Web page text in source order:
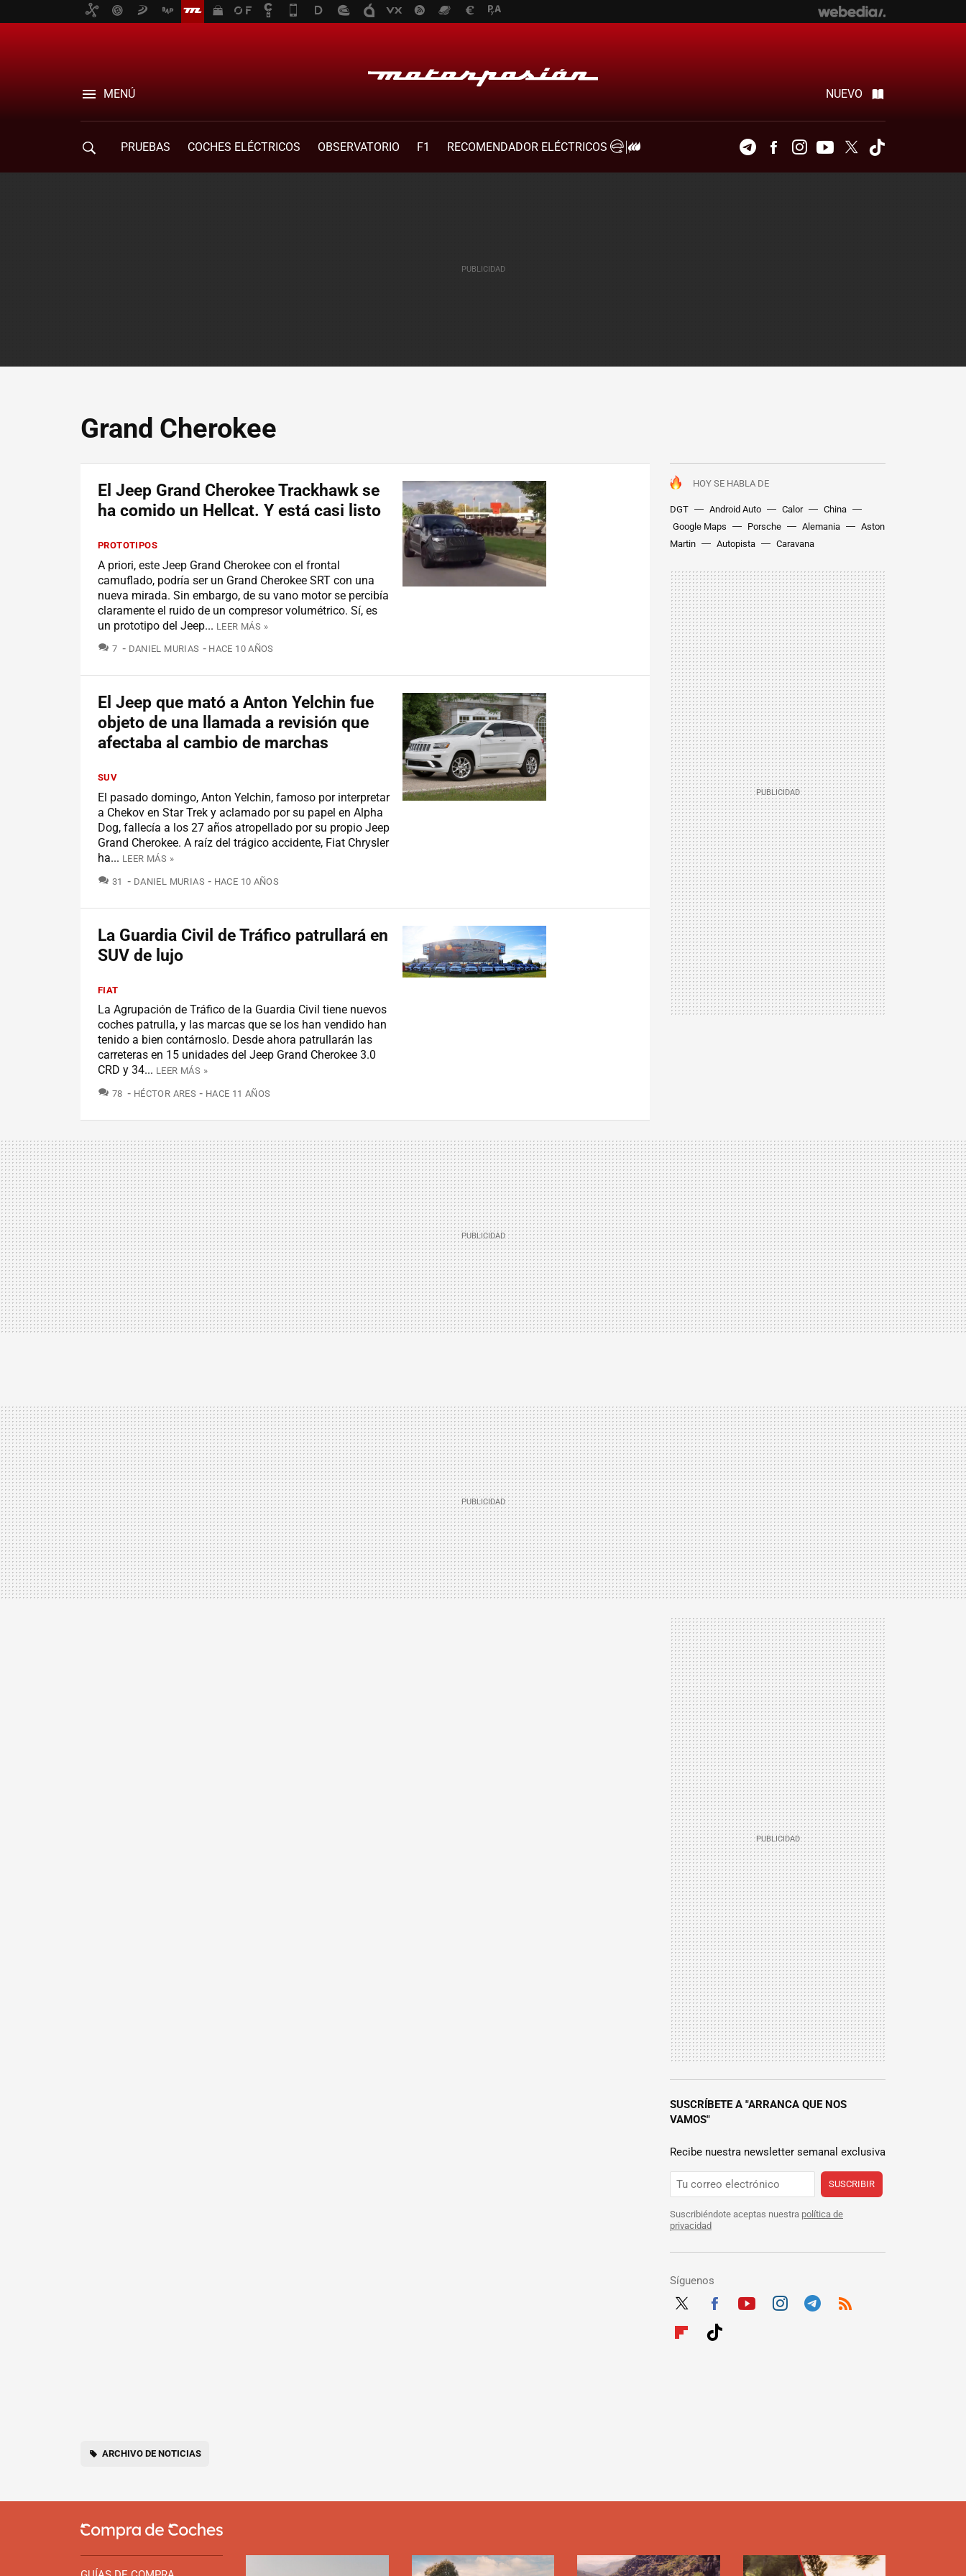
MENÚ NUEVO
PRUEBAS COCHES ELÉCTRICOS OBSERVATORIO F1
RECOMENDADOR ELÉCTRICOS
TelegramFacebookInstagramYoutubeTwitter
Grand Cherokee
HOY SE HABLA DE
DGT Android Auto Calor
China
Google Maps
Porsche Alemania
Aston
Martin
Autopista Caravana
El Jeep Grand Cherokee Trackhawk se
ha comido un Hellcat. Y está casi listo
PROTOTIPOS
A priori, este Jeep Grand Cherokee con el frontal
camuflado, podría ser un Grand Cherokee SRT con una
nueva mirada. Sin embargo, de su vano motor se percibía
claramente el ruido de un compresor volumétrico. Sí, es
un prototipo del Jeep... LEER MÁS »
7 COMENTARIOS
DANIEL MURIAS HACE 10 AÑOS
El Jeep que mató a Anton Yelchin fue
objeto de una llamada a revisión que
afectaba al cambio de marchas
SUV
El pasado domingo, Anton Yelchin, famoso por interpretar
a Chekov en Star Trek y aclamado por su papel en Alpha
Dog, fallecía a los 27 años atropellado por su propio Jeep
Grand Cherokee. A raíz del trágico accidente, Fiat Chrysler
ha... LEER MÁS »
31 COMENTARIOS
DANIEL MURIAS HACE 10 AÑOS
La Guardia Civil de Tráfico patrullará en
SUV de lujo
FIAT
La Agrupación de Tráfico de la Guardia Civil tiene nuevos
coches patrulla, y las marcas que se los han vendido han
tenido a bien contárnoslo. Desde ahora patrullarán las
carreteras en 15 unidades del Jeep Grand Cherokee 3.0
CRD y 34... LEER MÁS »
78 COMENTARIOS
HÉCTOR ARES HACE 11 AÑOS
SUSCRÍBETE A "ARRANCA QUE NOS
VAMOS"
Recibe nuestra newsletter semanal exclusiva
SUSCRIBIR
Suscribiéndote aceptas nuestra política de
privacidad
Síguenos
Twit
Fac
ARCHIVO DE NOTICIAS